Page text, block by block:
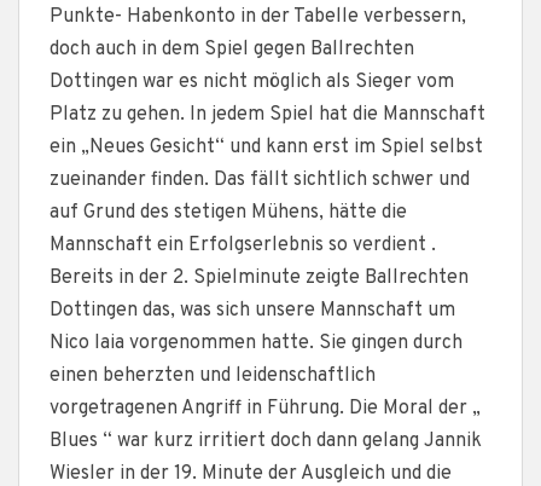
Punkte- Habenkonto in der Tabelle verbessern,
doch auch in dem Spiel gegen Ballrechten
Dottingen war es nicht möglich als Sieger vom
Platz zu gehen. In jedem Spiel hat die Mannschaft
ein „Neues Gesicht“ und kann erst im Spiel selbst
zueinander finden. Das fällt sichtlich schwer und
auf Grund des stetigen Mühens, hätte die
Mannschaft ein Erfolgserlebnis so verdient .
Bereits in der 2. Spielminute zeigte Ballrechten
Dottingen das, was sich unsere Mannschaft um
Nico Iaia vorgenommen hatte. Sie gingen durch
einen beherzten und leidenschaftlich
vorgetragenen Angriff in Führung. Die Moral der „
Blues “ war kurz irritiert doch dann gelang Jannik
Wiesler in der 19. Minute der Ausgleich und die